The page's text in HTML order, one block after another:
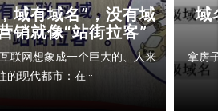
域有域名”，没有域
销就像“站街拉客”
联网想象成一个巨大的、人来
的现代都市：在···
域
拿房